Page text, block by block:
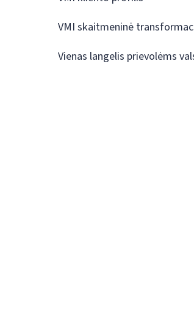
VMI skaitmeninė
Vienas langelis prievolėms